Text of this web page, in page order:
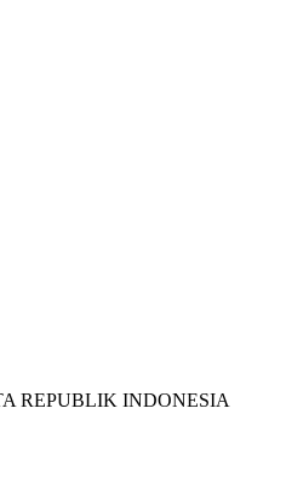
REPUBLIK INDONESIA